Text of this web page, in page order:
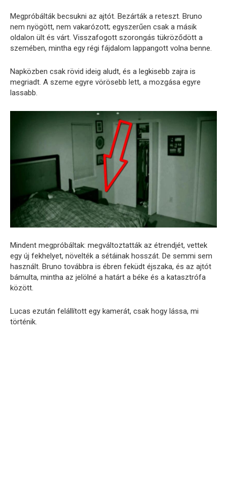
Megpróbálták becsukni az ajtót. Bezárták a reteszt. Bruno
nem nyögött, nem vakarózott; egyszerűen csak a másik
oldalon ült és várt. Visszafogott szorongás tükröződött a
szemében, mintha egy régi fájdalom lappangott volna benne.
Napközben csak rövid ideig aludt, és a legkisebb zajra is
megriadt. A szeme egyre vörösebb lett, a mozgása egyre
lassabb.
Mindent megpróbáltak: megváltoztatták az étrendjét, vettek
egy új fekhelyet, növelték a sétáinak hosszát. De semmi sem
használt. Bruno továbbra is ébren feküdt éjszaka, és az ajtót
bámulta, mintha az jelölné a határt a béke és a katasztrófa
között.
Lucas ezután felállított egy kamerát, csak hogy lássa, mi
történik.